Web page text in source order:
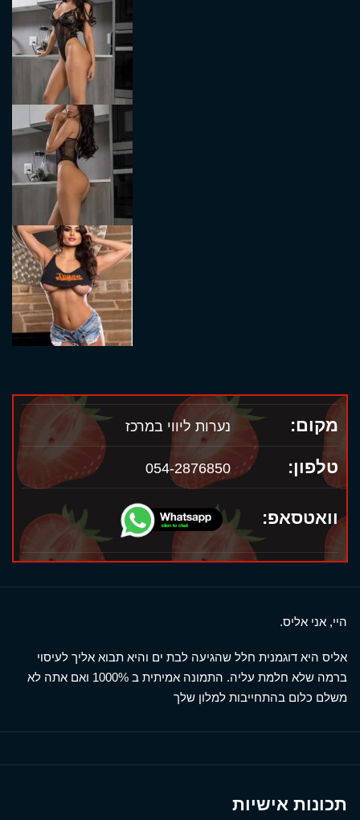
מקום: נערות ליווי במרכז
טלפון: 054-2876850
וואטסאפ:
היי, אני אליס.
אליס היא דוגמנית חלל שהגיעה לבת ים והיא תבוא אליך לעיסוי
ברמה שלא חלמת עליה. התמונה אמיתית ב 1000% ואם אתה לא
משלם כלום בהתחייבות למלון שלך
תכונות אישיות